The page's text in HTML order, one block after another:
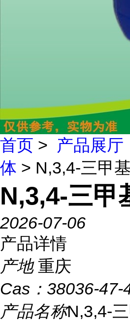
首页 > 产品展厅
体 > N,3,4-三甲
N,3,4-三甲
2026-07-06
产品详情
产地 重庆
Cas： 38036-47-
产品名称N,3,4-